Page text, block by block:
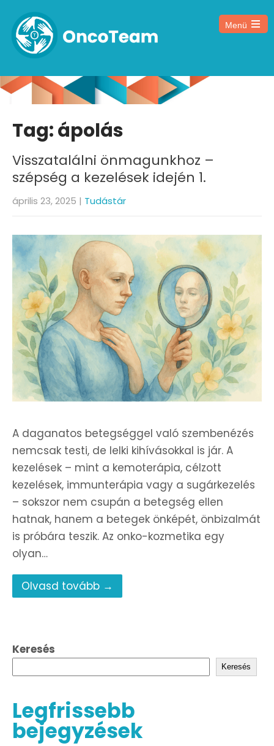
Menü
Tag: ápolás
Visszatalálni önmagunkhoz –
szépség a kezelések idején 1.
április 23, 2025 | Tudástár
A daganatos betegséggel való szembenézés
nemcsak testi, de lelki kihívásokkal is jár. A
kezelések – mint a kemoterápia, célzott
kezelések, immunterápia vagy a sugárkezelés
– sokszor nem csupán a betegség ellen
hatnak, hanem a betegek önképét, önbizalmát
is próbára teszik. Az onko-kozmetika egy
olyan…
Olvasd tovább →
Keresés
Keresés
Legfrissebb
bejegyzések